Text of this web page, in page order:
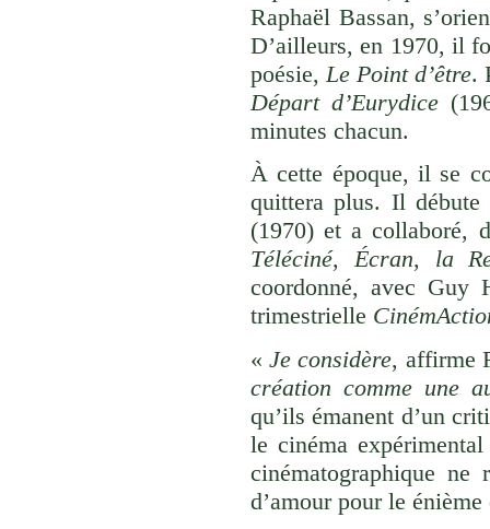
Raphaël Bassan,
D’ailleurs, en 1970, il
poésie, Le Point d’être.
Départ d’Eurydice
minutes chacun.
À cette époque, il se
quittera plus. Il
(1970) et a collaboré,
Téléciné,Écran, la
coordonné, avec Guy
trimestrielle
«Je considère, affirme
création comme une
qu’ils émanent d’un
le cinéma
cinématographique ne
d’amour pour le